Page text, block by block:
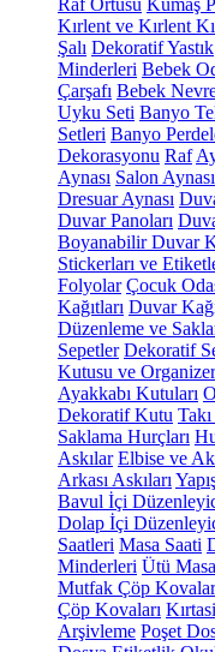
Raf Örtüsü Kumaş
Kırlent ve Kırlent
Şalı Dekoratif Yastık
Minderleri Bebek
Çarşafı Bebek
Uyku Seti Banyo
Setleri Banyo
Dekorasyonu Raf
Aynası Salon Aynası
Dresuar Aynası
Duvar Panoları
Boyanabilir Duvar
Stickerları ve
Folyolar Çocuk
Kağıtları Duvar
Düzenleme ve
Sepetler Dekoratif
Kutusu ve
Ayakkabı Kutuları
Dekoratif Kutu
Saklama Hurçları
Askılar Elbise ve
Arkası Askıları
Bavul İçi
Dolap İçi
Saatleri Masa Saati
Minderleri Ütü
Mutfak Çöp
Çöp Kovaları
Arşivleme Poşet